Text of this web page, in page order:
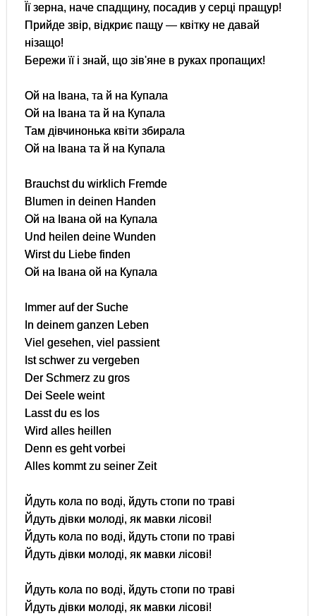
Її зерна, наче спадщину, посадив у серці пращур!
Прийде звір, відкриє пащу — квітку не давай
нізащо!
Бережи її і знай, що зів'яне в руках пропащих!
Ой на Івана, та й на Купала
Ой на Івана та й на Купала
Там дівчинонька квіти збирала
Ой на Івана та й на Купала
Brauchst du wirklich Fremde
Blumen in deinen Handen
Ой на Івана ой на Купала
Und heilen deine Wunden
Wirst du Liebe finden
Ой на Івана ой на Купала
Immer auf der Suche
In deinem ganzen Leben
Viel gesehen, viel passient
Ist schwer zu vergeben
Der Schmerz zu gros
Dei Seele weint
Lasst du es los
Wird alles heillen
Denn es geht vorbei
Alles kommt zu seiner Zeit
Йдуть кола по воді, йдуть стопи по траві
Йдуть дівки молоді, як мавки лісові!
Йдуть кола по воді, йдуть стопи по траві
Йдуть дівки молоді, як мавки лісові!
Йдуть кола по воді, йдуть стопи по траві
Йдуть дівки молоді, як мавки лісові!